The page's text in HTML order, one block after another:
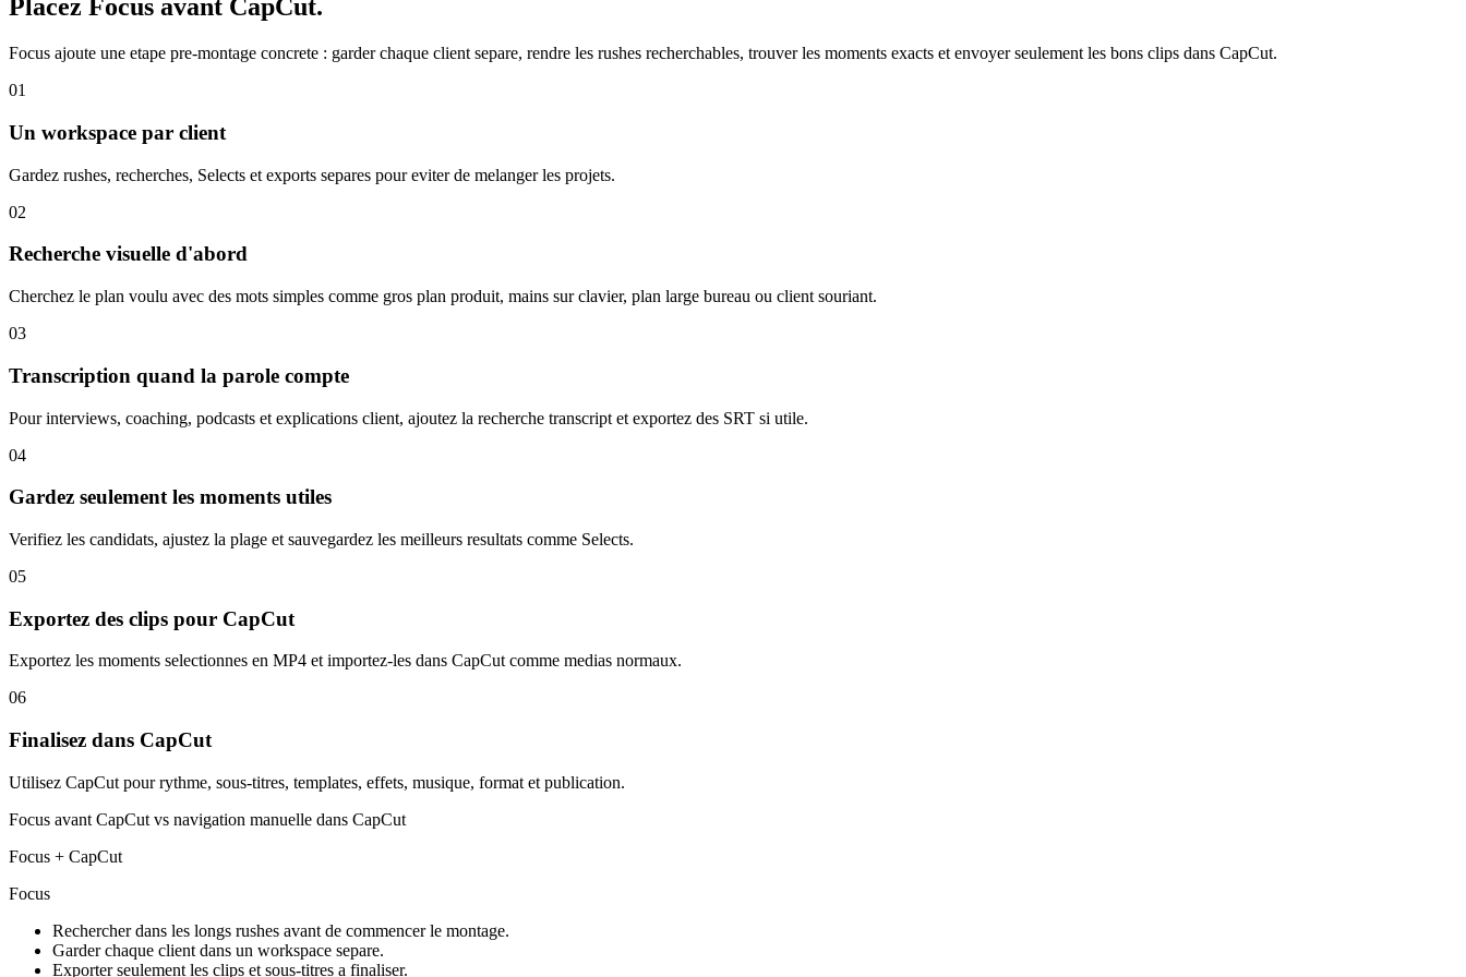
Placez Focus avant CapCut.
Focus ajoute une etape pre-montage concrete : garder chaque client separe, rendre les rushes recherchables, trouver les moments exacts et envoyer seulement les bons clips dans CapCut.
01
Un workspace par client
Gardez rushes, recherches, Selects et exports separes pour eviter de melanger les projets.
02
Recherche visuelle d'abord
Cherchez le plan voulu avec des mots simples comme gros plan produit, mains sur clavier, plan large bureau ou client souriant.
03
Transcription quand la parole compte
Pour interviews, coaching, podcasts et explications client, ajoutez la recherche transcript et exportez des SRT si utile.
04
Gardez seulement les moments utiles
Verifiez les candidats, ajustez la plage et sauvegardez les meilleurs resultats comme Selects.
05
Exportez des clips pour CapCut
Exportez les moments selectionnes en MP4 et importez-les dans CapCut comme medias normaux.
06
Finalisez dans CapCut
Utilisez CapCut pour rythme, sous-titres, templates, effets, musique, format et publication.
Focus avant CapCut vs navigation manuelle dans CapCut
Focus + CapCut
Focus
Rechercher dans les longs rushes avant de commencer le montage.
Garder chaque client dans un workspace separe.
Exporter seulement les clips et sous-titres a finaliser.